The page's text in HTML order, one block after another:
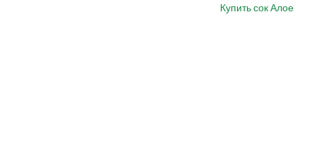
Купить сок Алое